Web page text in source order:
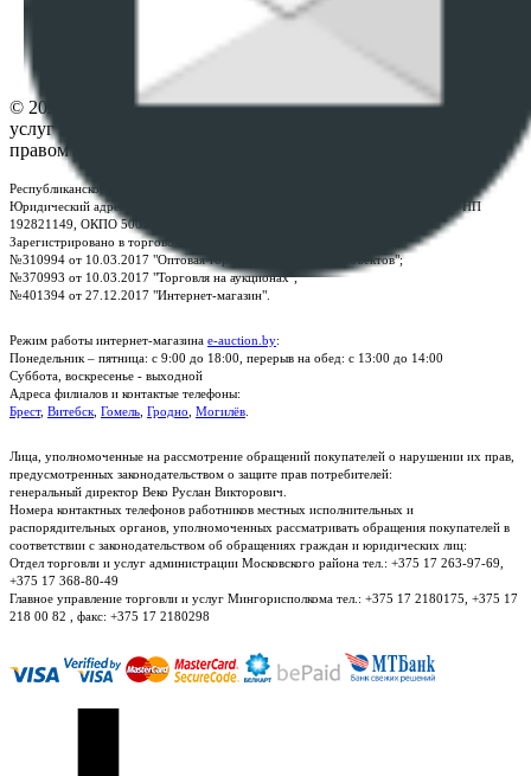
Настройки cookie-файлов
© 2026 Республиканское унитарное предприятие по оказанию
услуг "БелЮрОбеспечение" - Все права защищены авторским
правом
Республиканское унитарное предприятие по оказанию услуг "БелЮрОбеспечение"
Юридический адрес: г. Минск, пр-т. Дзержинского, 1Б, e-mail:
, УНП
192821149, ОКПО 500111895000
Зарегистрировано в торговом реестре Республики Беларусь:
№310994 от 10.03.2017 "Оптовая торговля без торговых объектов";
№370993 от 10.03.2017 "Торговля на аукционах";
№401394 от 27.12.2017 "Интернет-магазин".
Режим работы интернет-магазина e-auction.by:
Понедельник – пятница: с 9:00 до 18:00, перерыв на обед: с 13:00 до 14:00
Суббота, воскресенье - выходной
Адреса филиалов и контактые телефоны:
Брест, Витебск Гомель Гродно Могилёв
Лица, уполномоченные на рассмотрение обращений покупателей о нарушении их прав,
предусмотренных законодательством о защите прав потребителей:
генеральный директор Веко Руслан Викторович.
Номера контактных телефонов работников местных исполнительных и
распорядительных органов, уполномоченных рассматривать обращения покупателей в
соответствии с законодательством об обращениях граждан и юридических лиц:
Отдел торговли и услуг администрации Московского района тел.: +375 17 263-97-69,
+375 17 368-80-49
Главное управление торговли и услуг Мингорисполкома тел.: +375 17 2180175, +375 17
218 00 82 , факс: +375 17 2180298